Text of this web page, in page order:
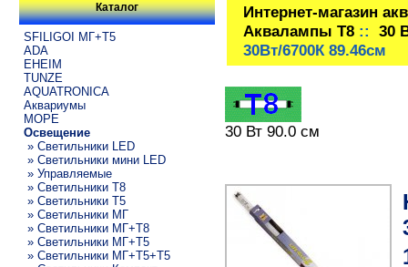
Каталог
SFILIGOI МГ+Т5
ADA
EHEIM
TUNZE
AQUATRONICA
Аквариумы
МОРЕ
Освещение
» Светильники LED
» Светильники мини LED
» Управляемые
» Светильники T8
» Светильники T5
» Светильники МГ
» Светильники МГ+T8
» Светильники МГ+T5
» Светильники МГ+T5+T5
Интернет-магазин
Аквалампы T8:: 30
30Вт/6700К 89.46см
30 Вт 90.0 см